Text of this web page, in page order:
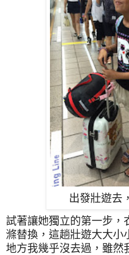
出發壯遊去
試著讓她獨立的第一步，
滌替換，這趟壯遊大大小
地方我幾乎沒去過， 雖然